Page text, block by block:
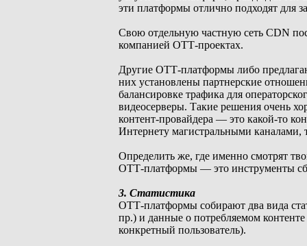
эти платформы отлично подходят для
Свою отдельную частную сеть CDN
компанией ОТТ-проектах.
Другие ОТТ-платформы либо
них установлены партнерские
балансировке трафика для
видеосерверы. Такие решения очень
контент-провайдера — это какой-то
Интернету магистральными каналами,
Определить же, где именно смотрят
ОТТ-платформы — это инструменты
3. Статистика
ОТТ-платформы собирают два вида
пр.) и данные о потребляемом
конкретный пользователь).